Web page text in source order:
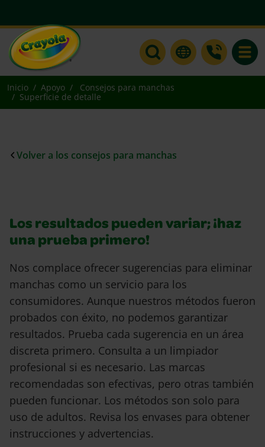
Inicio Apoyo
Consejos para manchas
Superficie de detalle
Volver a los consejos para manchas
Los resultados pueden variar; ¡haz
una prueba primero!
Nos complace ofrecer sugerencias para eliminar
manchas como un servicio para los
consumidores. Aunque nuestros métodos fueron
probados con éxito, no podemos garantizar
resultados. Prueba cada sugerencia en un área
discreta primero. Consulta a un limpiador
profesional si es necesario. Las marcas
recomendadas son efectivas, pero otras también
pueden funcionar. Los métodos son solo para
uso de adultos. Revisa los envases para obtener
instrucciones y advertencias.